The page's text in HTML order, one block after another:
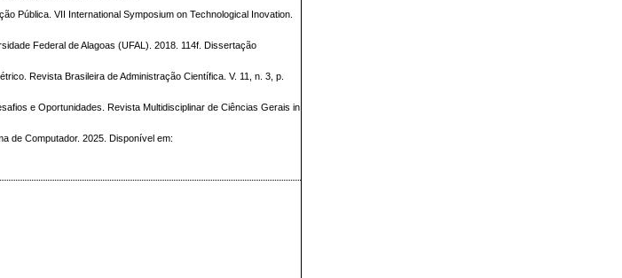
Pública. VII International Symposium on Technological Inovation.
Federal de Alagoas (UFAL). 2018. 114f. Dissertação
Revista Brasileira de Administração Científica. V. 11, n. 3, p.
e Oportunidades. Revista Multidisciplinar de Ciências Gerais in
de Computador. 2025. Disponível em: